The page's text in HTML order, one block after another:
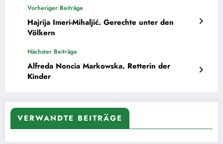
Vorheriger Beiträge
Hajrija Imeri-Mihaljić. Gerechte unter den
Völkern
Nächster Beiträge
Alfreda Noncia Markowska. Retterin der
Kinder
VERWANDTE BEITRÄGE